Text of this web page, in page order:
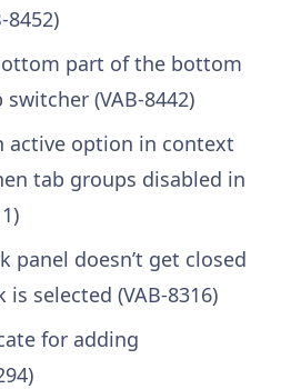
8452)
part of the bottom
(VAB-8442)
active option in context
tab groups disabled in
panel doesn’t get closed
selected (VAB-8316)
for adding